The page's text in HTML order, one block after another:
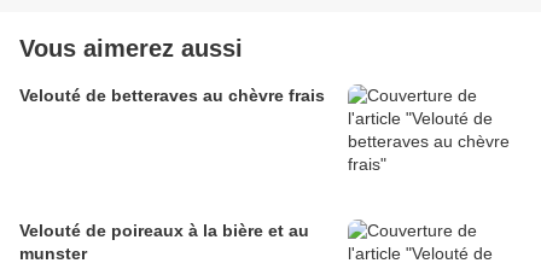
Vous aimerez aussi
Velouté de betteraves au chèvre frais
Velouté de poireaux à la bière et au
munster